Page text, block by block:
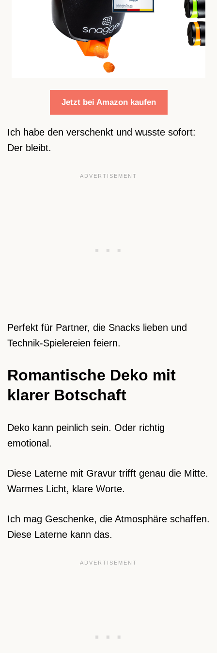
Jetzt bei Amazon kaufen
Ich habe den verschenkt und wusste sofort:
Der bleibt.
Perfekt für Partner, die Snacks lieben und
Technik-Spielereien feiern.
Romantische Deko mit
klarer Botschaft
Deko kann peinlich sein. Oder richtig
emotional.
Diese Laterne mit Gravur trifft genau die Mitte.
Warmes Licht, klare Worte.
Ich mag Geschenke, die Atmosphäre schaffen.
Diese Laterne kann das.